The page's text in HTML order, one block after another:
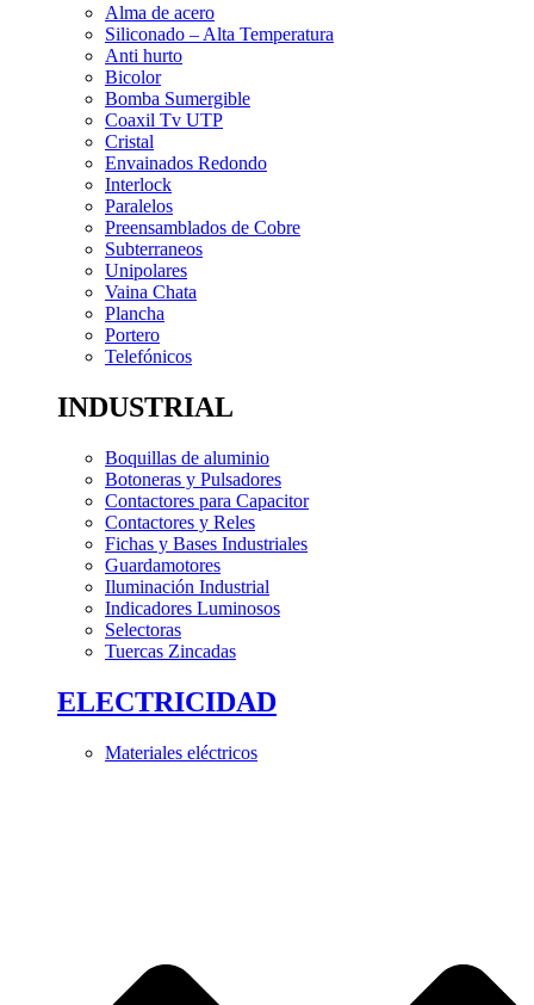
Alma de acero
Siliconado – Alta Temperatura
Anti hurto
Bicolor
Bomba Sumergible
Coaxil Tv UTP
Cristal
Envainados Redondo
Interlock
Paralelos
Preensamblados de Cobre
Subterraneos
Unipolares
Vaina Chata
Plancha
Portero
Telefónicos
INDUSTRIAL
Boquillas de aluminio
Botoneras y Pulsadores
Contactores para Capacitor
Contactores y Reles
Fichas y Bases Industriales
Guardamotores
Iluminación Industrial
Indicadores Luminosos
Selectoras
Tuercas Zincadas
ELECTRICIDAD
Materiales eléctricos